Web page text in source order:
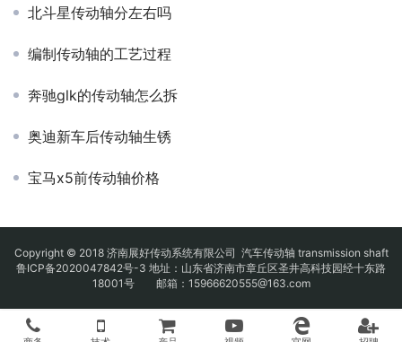
北斗星传动轴分左右吗
编制传动轴的工艺过程
奔驰glk的传动轴怎么拆
奥迪新车后传动轴生锈
宝马x5前传动轴价格
Copyright © 2018 济南展好传动系统有限公司 汽车传动轴 transmission shaft
鲁ICP备2020047842号-3 地址：山东省济南市章丘区圣井高科技园经十东路
18001号 邮箱：15966620555@163.com